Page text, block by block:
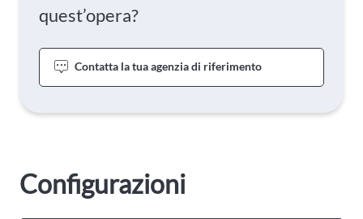
quest’opera?
Contatta la tua agenzia di riferimento
Configurazioni